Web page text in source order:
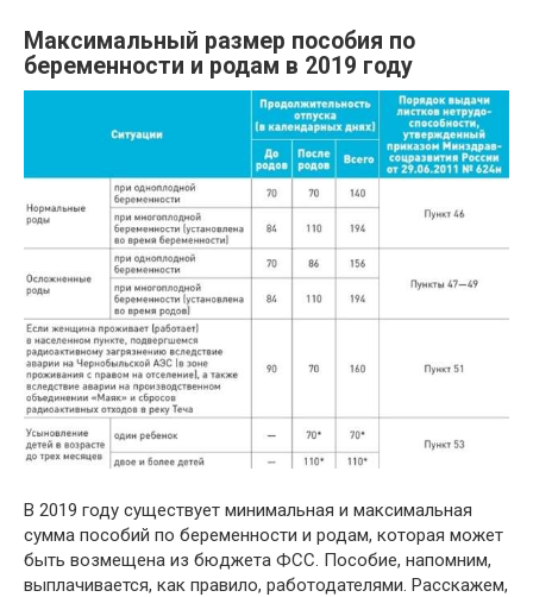
Максимальный размер пособия по
беременности и родам в 2019 году
В 2019 году существует минимальная и максимальная
сумма пособий по беременности и родам, которая может
быть возмещена из бюджета ФСС. Пособие, напомним,
выплачивается, как правило, работодателями. Расскажем,